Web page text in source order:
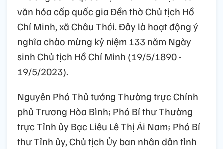
văn hóa cấp quốc gia Đền thờ Chủ tịch Hồ
Chí Minh, xã Châu Thới. Đây là hoạt động ý
nghĩa chào mừng kỷ niệm 133 năm Ngày
sinh Chủ tịch Hồ Chí Minh (19/5/1890 -
19/5/2023).
Nguyên Phó Thủ tướng Thường trực Chính
phủ Trương Hòa Bình; Phó Bí thư Thường
trực Tỉnh ủy Bạc Liêu Lê Thị Ái Nam; Phó Bí
thư Tỉnh ủy, Chủ tịch Ủy ban nhân dân tỉnh